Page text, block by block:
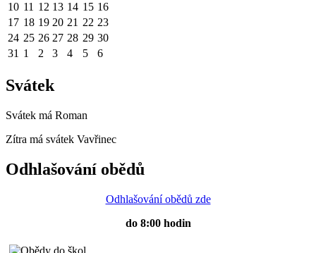
10 11 12 13 14 15 16
17 18 19 20 21 22 23
24 25 26 27 28 29 30
31 1 2 3 4 5 6
Svátek
Svátek má Roman
Zítra má svátek Vavřinec
Odhlašování obědů
Odhlašování obědů zde
do 8:00 hodin